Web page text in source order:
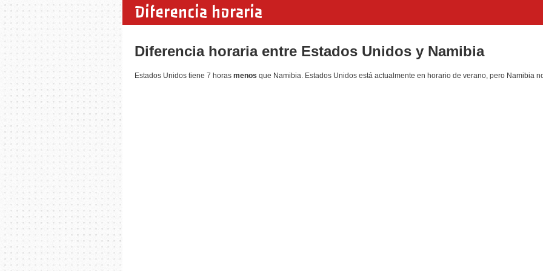
Diferencia horaria
Diferencia horaria entre Estados Unidos y Namibia
Estados Unidos tiene 7 horas menos que Namibia. Estados Unidos está actualmente en horario de verano, pero Namibia